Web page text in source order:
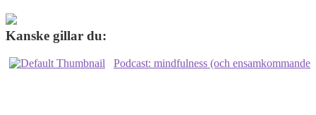
Kanske gillar du:
Podcast: mindfulness (och ensamkommande